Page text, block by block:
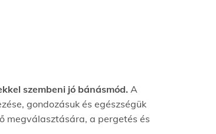
szembeni jó bánásmód. A
gondozásuk és egészségük
megválasztására, a pergetés és